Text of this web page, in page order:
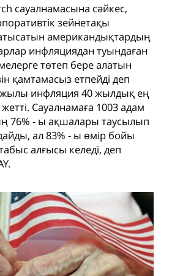
сауалнамасына сәйкес,
зейнетақы
американдықтардың
инфляциядан туындаған
төтеп бере алатын
қамтамасыз етпейді деп
инфляция 40 жылдық ең
Сауалнамаға 1003 адам
76% - ы ақшалары таусылып
ал 83% - ы өмір бойы
алғысы келеді, деп